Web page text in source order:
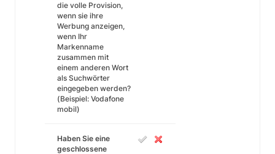
die volle Provision,
wenn sie ihre
Werbung anzeigen,
wenn Ihr
Markenname
zusammen mit
einem anderen Wort
als Suchwörter
eingegeben werden?
(Beispiel: Vodafone
mobil)
Haben Sie eine
geschlossene